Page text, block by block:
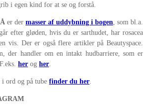
i egen kind for at se og forstå.
er der masser af uddybning i bogen, som bl.a.
efter gløden, hvis du er sarthudet, har rosacea
vis. Der er også flere artikler på Beautyspace.
der handler om en intakt hudbarriere, som er
her og her.
i ord og på tube finder du her.